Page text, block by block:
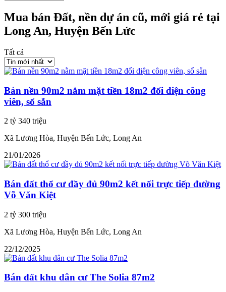
Mua bán Đất, nền dự án cũ, mới giá rẻ tại
Long An, Huyện Bến Lức
Tất cả
Bán nền 90m2 nằm mặt tiền 18m2 đối diện công
viên, sổ sẵn
2 tỷ 340 triệu
Xã Lương Hòa, Huyện Bến Lức, Long An
21/01/2026
Bán đất thổ cư đầy đủ 90m2 kết nối trực tiếp đường
Võ Văn Kiệt
2 tỷ 300 triệu
Xã Lương Hòa, Huyện Bến Lức, Long An
22/12/2025
Bán đất khu dân cư The Solia 87m2